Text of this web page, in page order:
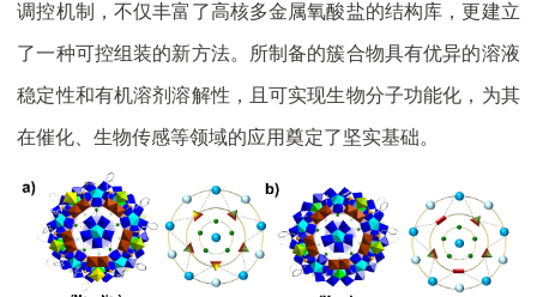
调控机制，不仅丰富了高核多金属氧酸盐的结构库，更建立
了一种可控组装的新方法。所制备的簇合物具有优异的溶液
稳定性和有机溶剂溶解性，且可实现生物分子功能化，为其
在催化、生物传感等领域的应用奠定了坚实基础。